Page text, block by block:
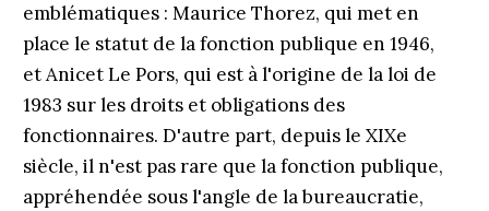
emblématiques : Maurice Thorez, qui met en
place le statut de la fonction publique en 1946,
et Anicet Le Pors, qui est à l'origine de la loi de
1983 sur les droits et obligations des
fonctionnaires. D'autre part, depuis le XIXe
siècle, il n'est pas rare que la fonction publique,
appréhendée sous l'angle de la bureaucratie,